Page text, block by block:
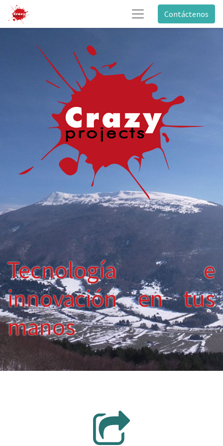
Contáctenos
Tecnología e
innovación en tus
manos